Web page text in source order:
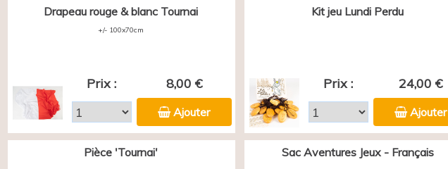
Drapeau rouge & blanc Tournai
+/- 100x70cm
Prix : 8,00 €
Ajouter
Kit jeu Lundi Perdu
Prix : 24,00 €
Ajouter
Pièce 'Tournai' Sac Aventures Jeux - Français